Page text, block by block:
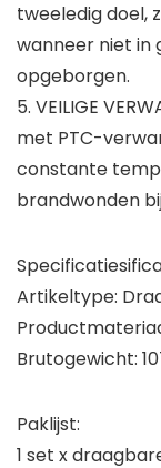
tweeledig doel,
wanneer niet in
opgeborgen.
5. VEILIGE
met PTC-
constante
brandwonden
Artikeltype:
Brutogewicht:
Paklijst:
1 set x